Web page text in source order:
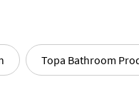
Topa Bathroom